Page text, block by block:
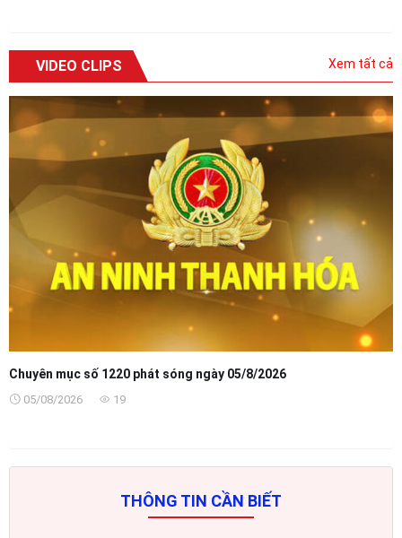
VIDEO CLIPS
Chuyên mục số 1220 phát sóng ngày 05/8/2026
05/08/2026 19
Xem tất cả
THÔNG TIN CẦN BIẾT